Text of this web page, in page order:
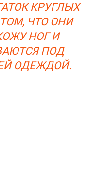
КРУГЛЫХ
ЧТО ОНИ
НОГ И
ПОД
ОДЕЖДОЙ.